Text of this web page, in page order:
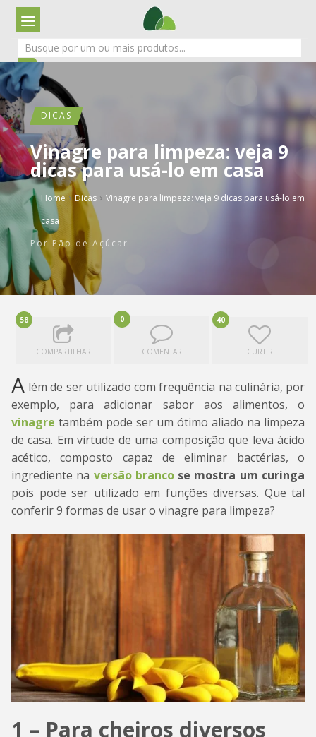
DICAS
Vinagre para limpeza: veja 9
dicas para usá-lo em casa
Home › Dicas › Vinagre para limpeza: veja 9 dicas para usá-lo em
casa
Por Pão de Açúcar
58
COMPARTILHAR
0
COMENTAR
40
CURTIR
A lém de ser utilizado com frequência na culinária, por
exemplo, para adicionar sabor aos alimentos, o
vinagre também pode ser um ótimo aliado na limpeza
de casa. Em virtude de uma composição que leva ácido
acético, composto capaz de eliminar bactérias, o
ingrediente na versão brancose mostra um curinga
pois pode ser utilizado em funções diversas. Que tal
conferir 9 formas de usar o vinagre para limpeza?
1 – Para cheiros diversos